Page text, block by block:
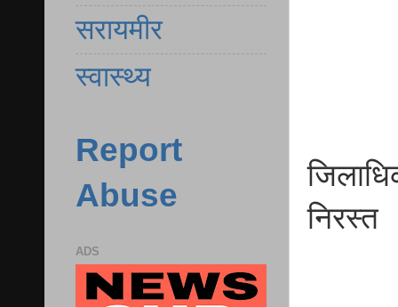
निरस्त
सरायमीर
स्वास्थ्य
Report
Abuse
ADS